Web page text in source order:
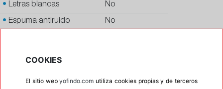
• Letras blancas No
• Espuma antiruido No
COOKIES
El sitio webyofindo.com utiliza cookies propias y de terceros